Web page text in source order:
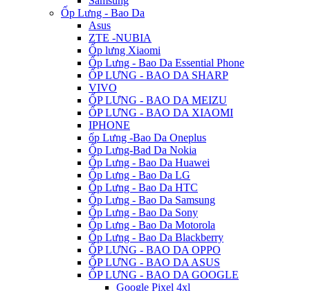
Ốp Lưng - Bao Da
Asus
ZTE -NUBIA
Ốp lưng Xiaomi
Ốp Lưng - Bao Da Essential Phone
ỐP LƯNG - BAO DA SHARP
VIVO
ỐP LƯNG - BAO DA MEIZU
ỐP LƯNG - BAO DA XIAOMI
IPHONE
ốp Lưng -Bao Da Oneplus
Ốp Lưng-Bad Da Nokia
Ốp Lưng - Bao Da Huawei
Ốp Lưng - Bao Da LG
Ốp Lưng - Bao Da HTC
Ốp Lưng - Bao Da Samsung
Ốp Lưng - Bao Da Sony
Ốp Lưng - Bao Da Motorola
Ốp Lưng - Bao Da Blackberry
ỐP LƯNG - BAO DA OPPO
ỐP LƯNG - BAO DA ASUS
ỐP LƯNG - BAO DA GOOGLE
Google Pixel 4xl